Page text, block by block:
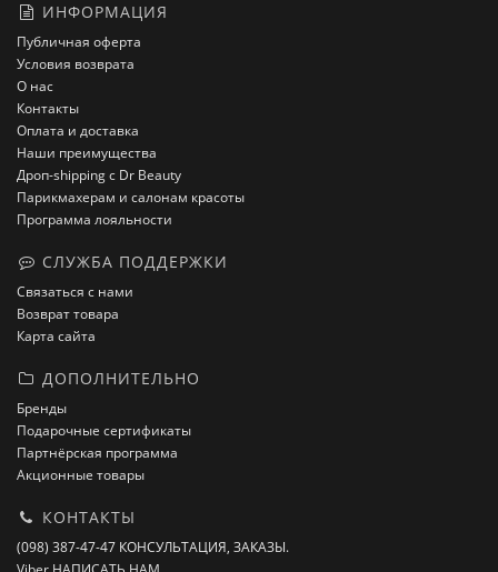
ИНФОРМАЦИЯ
Публичная оферта
Условия возврата
О нас
Контакты
Оплата и доставка
Наши преимущества
Дроп-shipping с Dr Beauty
Парикмахерам и салонам красоты
Программа лояльности
СЛУЖБА ПОДДЕРЖКИ
Связаться с нами
Возврат товара
Карта сайта
ДОПОЛНИТЕЛЬНО
Бренды
Подарочные сертификаты
Партнёрская программа
Акционные товары
КОНТАКТЫ
(098) 387-47-47 КОНСУЛЬТАЦИЯ, ЗАКАЗЫ.